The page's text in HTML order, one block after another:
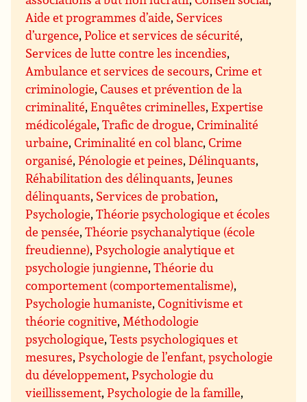
Aide et programmes d’aide, Services
d’urgence,Police et services de sécurité,
Services de lutte contre les incendies,
Ambulance et services de secours,Crime et
criminologie,Causes et prévention de la
criminalité,Enquêtes criminelles,Expertise
médicolégale,Trafic de drogue,Criminalité
urbaine,Criminalité en col blanc,Crime
organisé,Pénologie et peines,Délinquants,
Réhabilitation des délinquants,Jeunes
délinquants, Services de probation,
Psychologie,Théorie psychologique et écoles
de pensée,Théorie psychanalytique (école
freudienne),Psychologie analytique et
psychologie jungienne,Théorie du
comportement (comportementalisme),
Psychologie humaniste,Cognitivisme et
théorie cognitive,Méthodologie
psychologique,Tests psychologiques et
mesures,Psychologie de l’enfant, psychologie
du développement,Psychologie du
vieillissement,Psychologie de la famille,